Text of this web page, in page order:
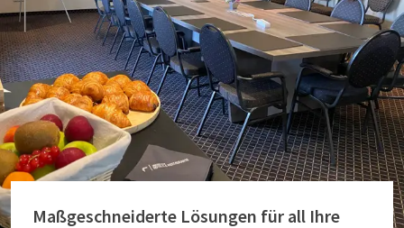
Maßgeschneiderte Lösungen für all Ihre